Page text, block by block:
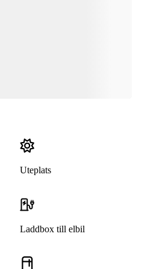
Uteplats
Laddbox till elbil